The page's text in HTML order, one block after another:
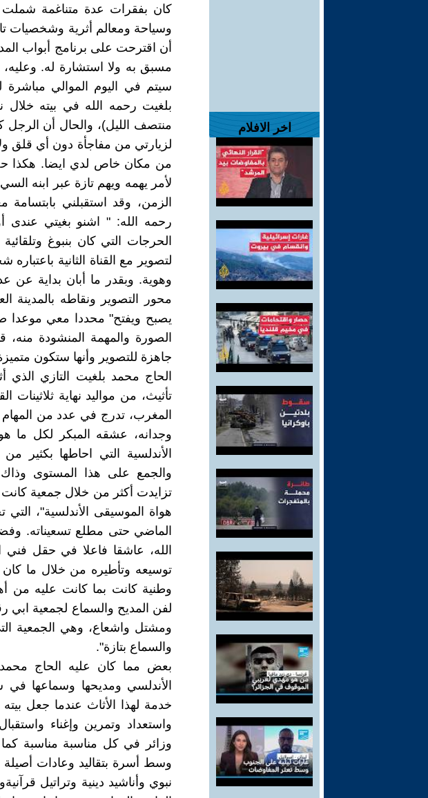
اخر الافلام
كان بفقرات عدة متناغمة
وسياحة ومعالم أثرية وشخصيات
أن اقترحت على برنامج أبواب
مسبق به ولا استشارة له. وعليه،
سيتم في اليوم الموالي
بلغيت رحمه الله في بيته
منتصف الليل)، والحال أن الرجل
لزيارتي من مفاجأة دون أي قلق
من مكان خاص لدي ايضا. هكذا
لأمر يهمه ويهم تازة عبر ابنه
الزمن، وقد استقبلني
رحمه الله: " اشنو بغيتي عندى
الحرجات التي كان بنبوغ
لتصوير مع القناة الثانية
وهوية. وبقدر ما أبان بداية عن
محور التصوير ونقاطه بالمدينة
يصبح ويفتح" محددا معي موعدا
الصورة والمهمة المنشودة
جاهزة للتصوير وأنها ستكون
الحاج محمد بلغيت التازي
تأثيث، من مواليد نهاية
المغرب، تدرج في عدد من المهام
وجدانه، عشقه المبكر لكل ما
الأندلسية التي احاطها بكثير من
والجمع على هذا المستوى
تزايدت أكثر من خلال جمعية
هواة الموسيقى الأندلسية"،
الماضي حتى مطلع تسعيناته.
الله، عاشقا فاعلا في حقل
توسيعه وتأطيره من خلال ما
وطنية كانت بما كانت عليه من
لفن المديح والسماع لجمعية ابي
ومشتل واشعاع، وهي الجمعية
والسماع بتازة".
بعض مما كان عليه الحاج
الأندلسي ومديحها وسماعها
خدمة لهذا الأثاث عندما جعل
واستعداد وتمرين وإغناء
وزائر في كل مناسبة مناسبة
وسط أسرة بتقاليد وعادات أصيلة
نبوي وأناشيد دينية وتراتيل